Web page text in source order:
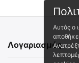
Λογαριασμός
Αυτός ο